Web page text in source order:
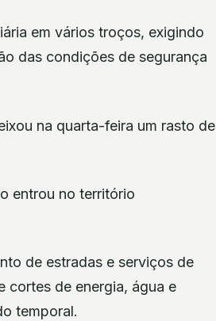
em vários troços, exigindo
das condições de segurança
na quarta-feira um rasto de
entrou no território
de estradas e serviços de
cortes de energia, água e
temporal.